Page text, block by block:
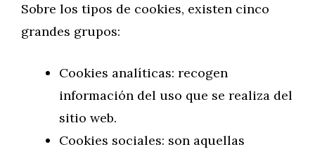
Sobre los tipos de cookies, existen cinco
grandes grupos:
Cookies analíticas: recogen
información del uso que se realiza del
sitio web.
Cookies sociales: son aquellas